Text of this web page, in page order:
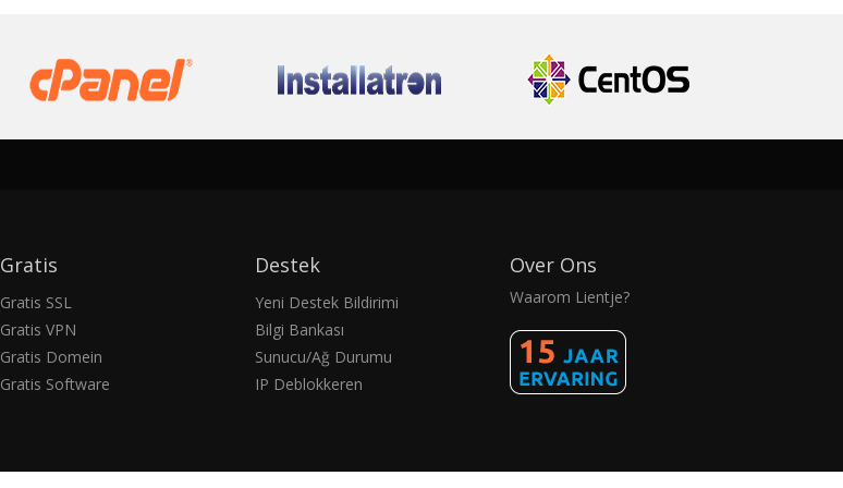
Gratis
Gratis SSL
Gratis VPN
Gratis Domein
Gratis Software
Destek
Yeni Destek Bildirimi
Bilgi Bankası
Sunucu/Ağ Durumu
IP Deblokkeren
Over Ons
Waarom Lientje?